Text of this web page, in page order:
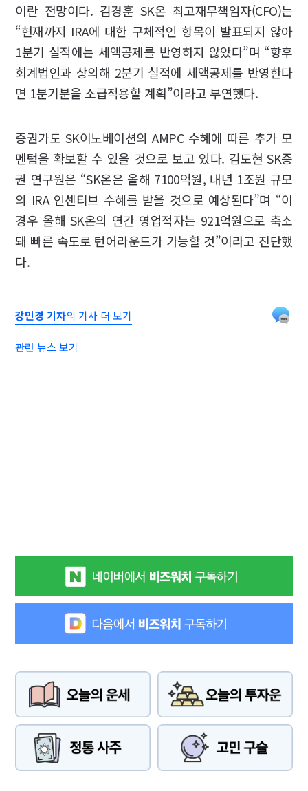
이란 전망이다. 김경훈 SK온 최고재무책임자(CFO)는
“현재까지 IRA에 대한 구체적인 항목이 발표되지 않아
1분기 실적에는 세액공제를 반영하지 않았다”며 “향후
회계법인과 상의해 2분기 실적에 세액공제를 반영한다
면 1분기분을 소급적용할 계획”이라고 부연했다.
증권가도 SK이노베이션의 AMPC 수혜에 따른 추가 모
멘텀을 확보할 수 있을 것으로 보고 있다. 김도현 SK증
권 연구원은 “SK온은 올해 7100억원, 내년 1조원 규모
의 IRA 인센티브 수혜를 받을 것으로 예상된다”며 “이
경우 올해 SK온의 연간 영업적자는 921억원으로 축소
돼 빠른 속도로 턴어라운드가 가능할 것”이라고 진단했
다.
강민경 기자의 기사 더 보기
관련 뉴스 보기